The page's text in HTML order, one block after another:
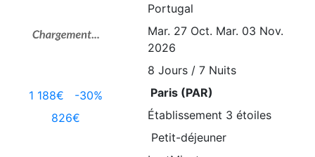
1 188€ -30%
826€
Portugal
Mar. 27 Oct. Mar. 03 Nov.
2026
8 Jours / 7 Nuits
Paris (PAR)
Établissement 3 étoiles
Petit-déjeuner